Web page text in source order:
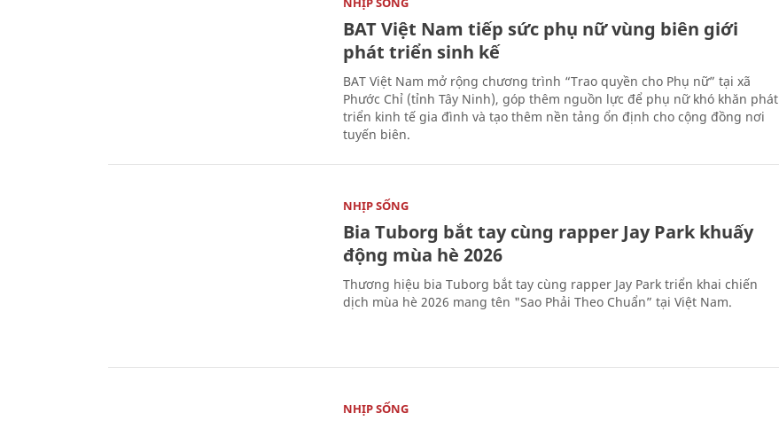
BAT Việt Nam tiếp sức phụ nữ vùng biên giới
phát triển sinh kế
BAT Việt Nam mở rộng chương trình “Trao quyền cho Phụ nữ” tại xã
Phước Chỉ (tỉnh Tây Ninh), góp thêm nguồn lực để phụ nữ khó khăn phát
triển kinh tế gia đình và tạo thêm nền tảng ổn định cho cộng đồng nơi
tuyến biên.
NHỊP SỐNG
Bia Tuborg bắt tay cùng rapper Jay Park khuấy
động mùa hè 2026
Thương hiệu bia Tuborg bắt tay cùng rapper Jay Park triển khai chiến
dịch mùa hè 2026 mang tên "Sao Phải Theo Chuẩn” tại Việt Nam.
NHỊP SỐNG